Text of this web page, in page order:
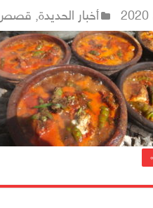
أخبار الحديدة, قصص